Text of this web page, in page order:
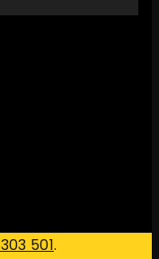
501.